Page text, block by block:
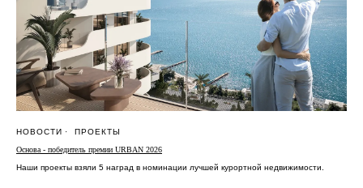
НОВОСТИ
ПРОЕКТЫ
Основа - победитель премии URBAN 2026
Наши проекты взяли 5 наград в номинации лучшей курортной недвижимости.
Согласие на обработку персональных данных
Политика в отношении обработки персональных данных